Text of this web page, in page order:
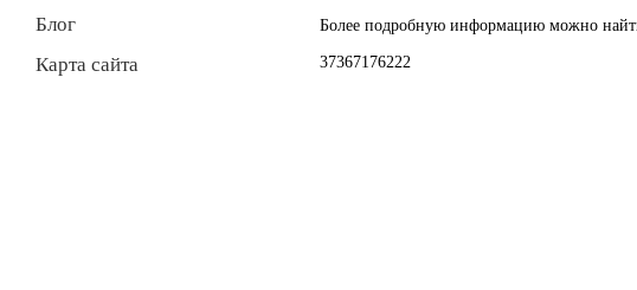
Более подробную информацию можно
37367176222
Блог
Карта сайта